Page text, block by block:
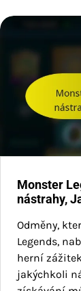
Monster
nástrahy,
Odměny,
Legends,
herní
jakýchkoli